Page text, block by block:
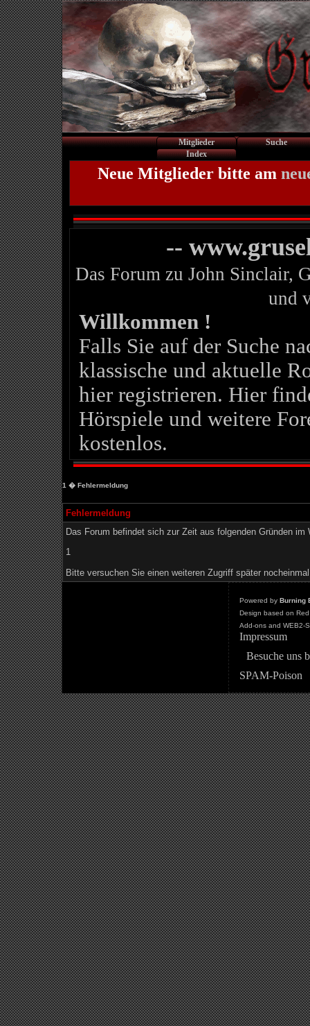
Mitglieder
Suche
Index
Neue Mitglieder bitte am
--
Das Forum zu John Sinclair,
und
Willkommen !
Falls Sie auf der Suche
klassische und aktuelle
hier registrieren. Hier
Hörspiele und weitere
kostenlos.
1 � Fehlermeldung
Fehlermeldung
Das Forum befindet sich zur Zeit aus folgenden Gründen im
1
Bitte versuchen Sie einen weiteren Zugriff später
Powered by Burning
Design based on
Add-ons and WEB2-
Impressum
Besuche uns
SPAM-Poison